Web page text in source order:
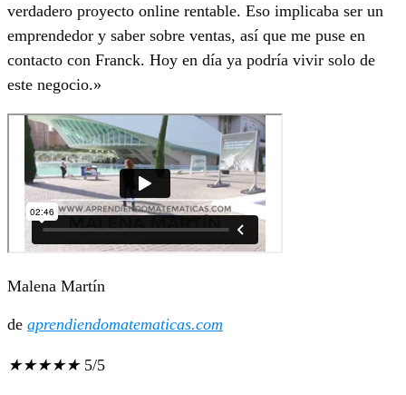
verdadero proyecto online rentable. Eso implicaba ser un
emprendedor y saber sobre ventas, así que me puse en
contacto con Franck. Hoy en día ya podría vivir solo de
este negocio.»
Malena Martín
de aprendiendomatematicas.com
★★★★★ 5/5